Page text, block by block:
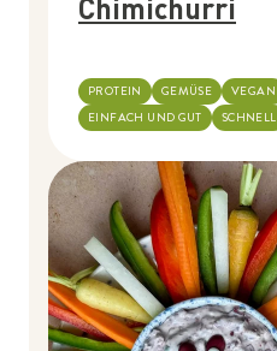
Chimichurri
PROTEIN GEMÜSE
VEGAN
EINFACH UND GUT
SCHNELL